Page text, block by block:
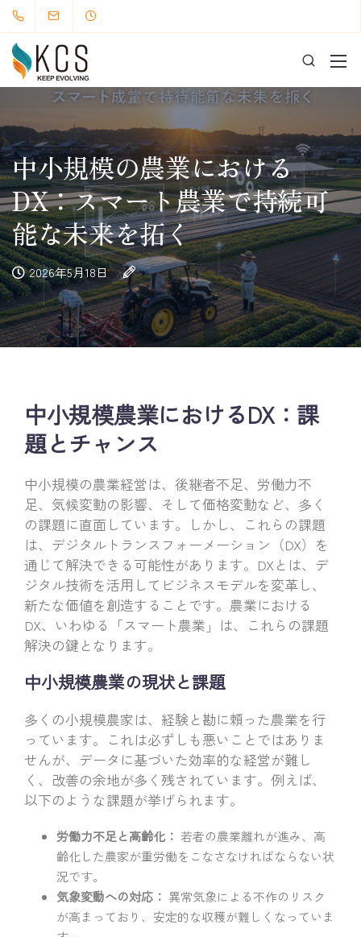
中小規模の農業における
DX：スマート農業で持続可
能な未来を拓く
2026年5月18日
中小規模農業におけるDX：課
題とチャンス
中小規模の農業経営は、後継者不足、労働力不
足、気候変動の影響、そして価格変動など、多く
の課題に直面しています。しかし、これらの課題
は、デジタルトランスフォーメーション（DX）を
通じて解決できる可能性があります。DXとは、デ
ジタル技術を活用してビジネスモデルを変革し、
新たな価値を創造することです。農業における
DX、いわゆる「スマート農業」は、これらの課題
解決の鍵となります。
中小規模農業の現状と課題
多くの小規模農家は、経験と勘に頼った農業を行
っています。これは必ずしも悪いことではありま
せんが、データに基づいた効率的な経営が難し
く、改善の余地が多く残されています。例えば、
以下のような課題が挙げられます。
労働力不足と高齢化： 若者の農業離れが進み、高
齢化した農家が重労働をこなさなければならない状
況です。
気象変動への対応： 異常気象による不作のリスク
が高まっており、安定的な収穫が難しくなっていま